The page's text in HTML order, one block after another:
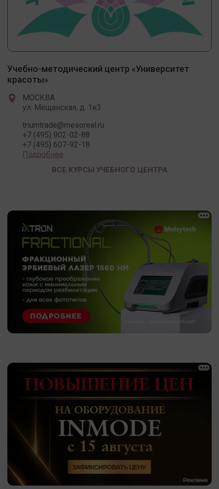
Учебно-методический центр «Университет
красоты»
МОСКВА
ул. Мещанская, д. 1к3
triumtrade@mesoreal.ru
+7 (495) 902-02-88
+7 (495) 607-92-18
Подробнее
ВСЕ КУРСЫ УЧЕБНОГО ЦЕНТРА